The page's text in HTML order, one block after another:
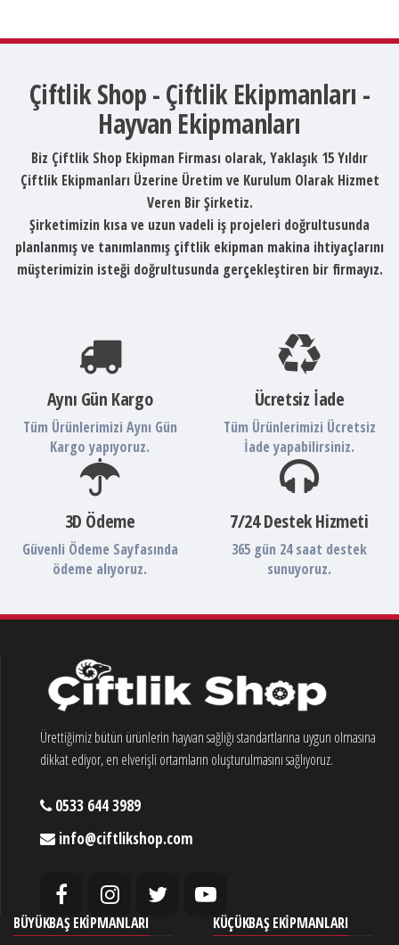
Çiftlik Shop - Çiftlik Ekipmanları -
Hayvan Ekipmanları
Biz Çiftlik Shop Ekipman Firması olarak, Yaklaşık 15 Yıldır
Çiftlik Ekipmanları Üzerine Üretim ve Kurulum Olarak Hizmet
Veren Bir Şirketiz.
Şirketimizin kısa ve uzun vadeli iş projeleri doğrultusunda
planlanmış ve tanımlanmış çiftlik ekipman makina ihtiyaçlarını
müşterimizin isteği doğrultusunda gerçekleştiren bir firmayız.
Aynı Gün Kargo
Tüm Ürünlerimizi Aynı Gün
Kargo yapıyoruz.
Ücretsiz İade
Tüm Ürünlerimizi Ücretsiz
İade yapabilirsiniz.
3D Ödeme
Güvenli Ödeme Sayfasında
ödeme alıyoruz.
7/24 Destek Hizmeti
365 gün 24 saat destek
sunuyoruz.
Ürettiğimiz bütün ürünlerin hayvan sağlığı standartlarına uygun olmasına
dikkat ediyor, en elverişli ortamların oluşturulmasını sağlıyoruz.
0533 644 3989
info@ciftlikshop.com
BÜYÜKBAŞ EKIPMANLARI
KÜÇÜKBAŞ EKIPMANLARI